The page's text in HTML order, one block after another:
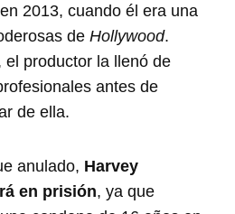
2013, cuando él era una
deHollywood.
el productor la llenó de
antes de
de ella.
anulado, Harvey
en prisión, ya que